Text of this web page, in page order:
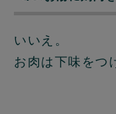
いいえ。
お肉は下味をつ